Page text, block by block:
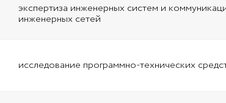
экспертиза инженерных систем и
инженерных сетей
исследование программно-технических